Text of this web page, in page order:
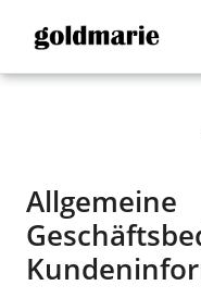
Direkt
Allgemeine